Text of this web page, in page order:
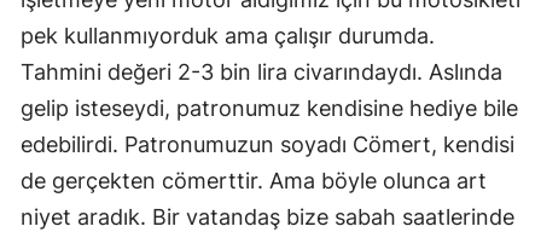
pek kullanmıyorduk ama çalışır durumda.
Tahmini değeri 2-3 bin lira civarındaydı. Aslında
gelip isteseydi, patronumuz kendisine hediye bile
edebilirdi. Patronumuzun soyadı Cömert, kendisi
de gerçekten cömerttir. Ama böyle olunca art
niyet aradık. Bir vatandaş bize sabah saatlerinde